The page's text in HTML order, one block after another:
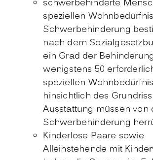
schwerbehinderte
speziellen
Schwerbehinderung
nach dem
ein Grad der
wenigstens 50
speziellen Wo
hinsichtlich des
Ausstattung müssen von
Schwerbehinderung
Kinderlose Paare sowie
Alleinstehende mit